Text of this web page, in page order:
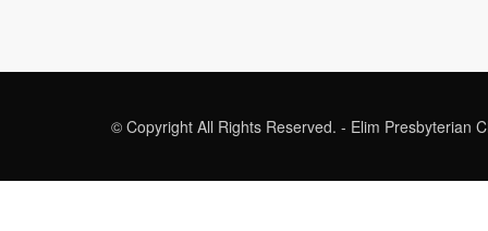
© Copyright All Rights Reserved. - Elim Presbyterian